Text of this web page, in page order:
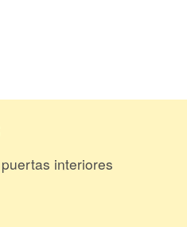
interiores